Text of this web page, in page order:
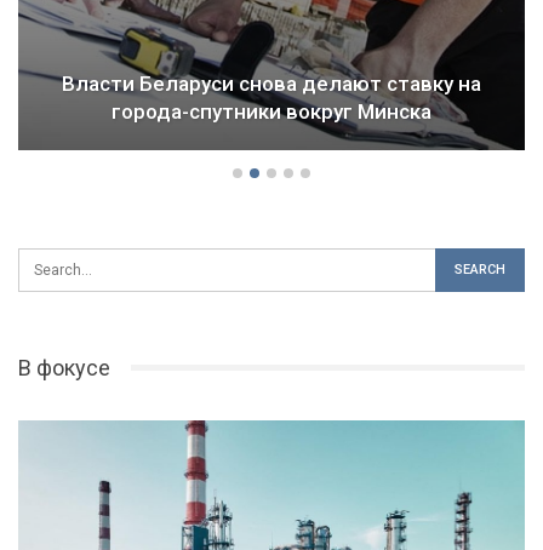
Власти Беларуси снова делают ставку на
города-спутники вокруг Минска
В фокусе